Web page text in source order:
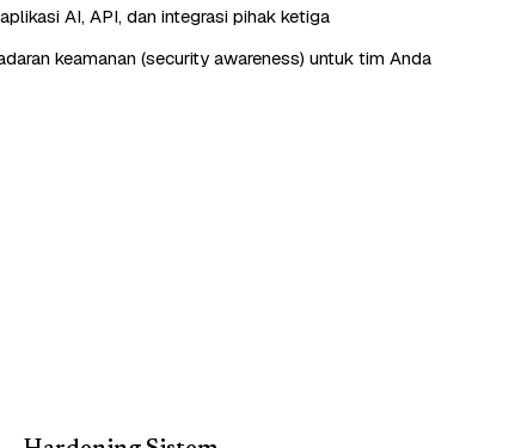
AI, API, dan integrasi pihak ketiga
keamanan (security awareness) untuk tim Anda